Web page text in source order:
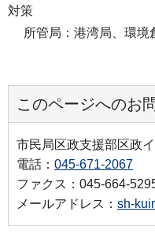
対策
所管局：港湾局、環境
このページへのお
市民局区政支援部区政
電話： 045-671-2067
ファクス：045-664-
メールアドレス： sh-